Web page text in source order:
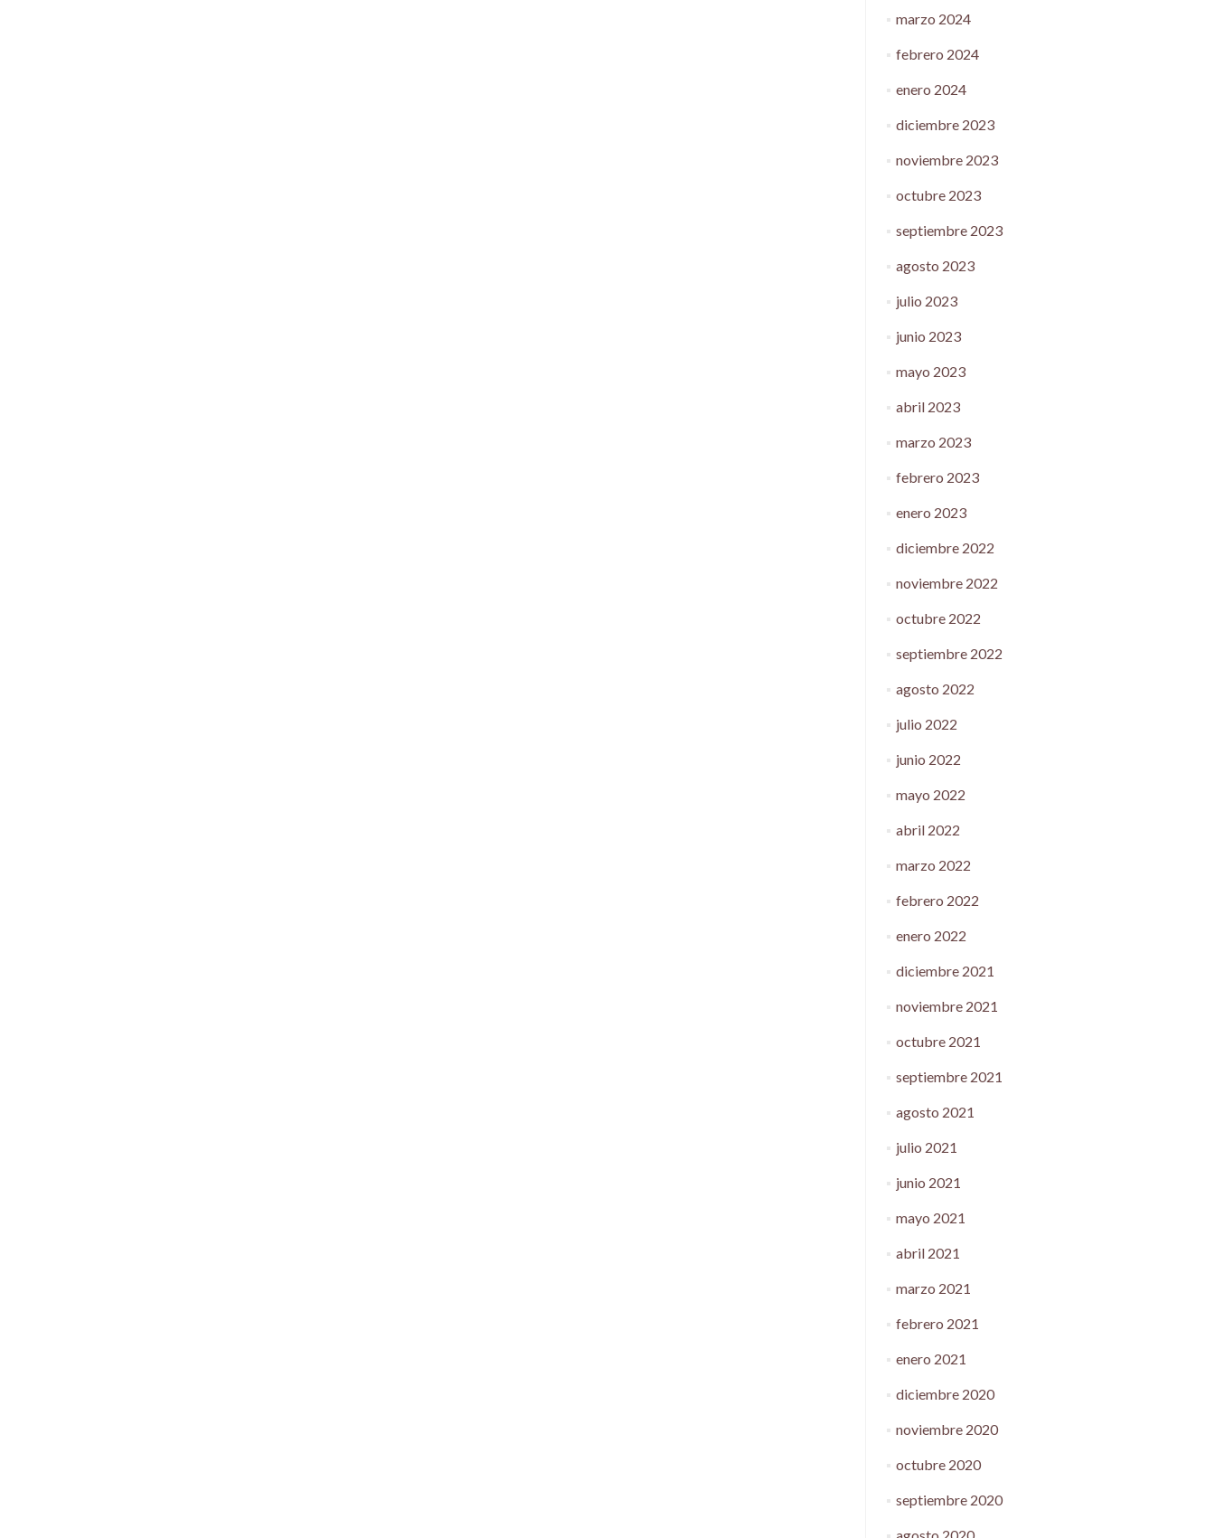
marzo 2024
febrero 2024
enero 2024
diciembre 2023
noviembre 2023
octubre 2023
septiembre 2023
agosto 2023
julio 2023
junio 2023
mayo 2023
abril 2023
marzo 2023
febrero 2023
enero 2023
diciembre 2022
noviembre 2022
octubre 2022
septiembre 2022
agosto 2022
julio 2022
junio 2022
mayo 2022
abril 2022
marzo 2022
febrero 2022
enero 2022
diciembre 2021
noviembre 2021
octubre 2021
septiembre 2021
agosto 2021
julio 2021
junio 2021
mayo 2021
abril 2021
marzo 2021
febrero 2021
enero 2021
diciembre 2020
noviembre 2020
octubre 2020
septiembre 2020